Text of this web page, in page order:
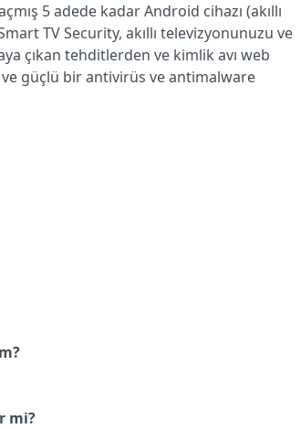
5 adede kadar Android cihazı (akıllı
TV Security, akıllı televizyonunuzu ve
çıkan tehditlerden ve kimlik avı web
güçlü bir antivirüs ve antimalware
mi?